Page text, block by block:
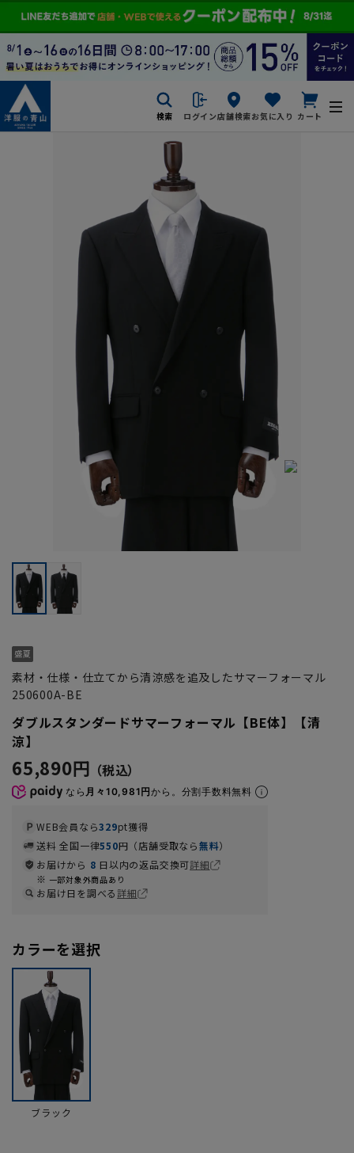
検索 ログイン店舗検索お気に入り カート
素材・仕様・仕立てから清涼感を追及したサマーフォーマル
250600A-BE
ダブルスタンダードサマーフォーマル【BE体】【清
涼】
65,890円
なら 月々10,981円から。分割手数料無料
WEB会員なら329pt獲得
送料 全国一律550円（店舗受取なら無料）
お届けから 8 日以内の返品交換可詳細
一部対象外商品あり
お届け日を調べる詳細
カラーを選択
ブラック